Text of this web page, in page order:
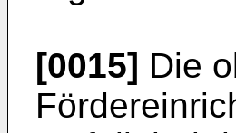
[0015] Die